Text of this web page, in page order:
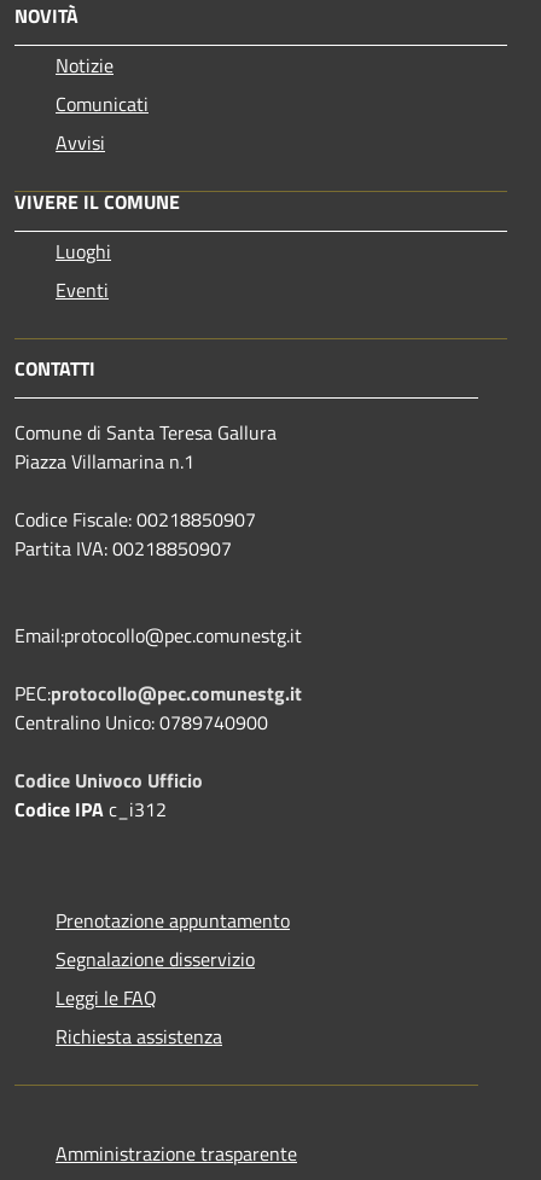
NOVITÀ
Notizie
Comunicati
Avvisi
VIVERE IL COMUNE
Luoghi
Eventi
CONTATTI
Comune di Santa Teresa Gallura
Piazza Villamarina n.1
Codice Fiscale: 00218850907
Partita IVA: 00218850907
Email:protocollo@pec.comunestg.it
PEC:protocollo@pec.comunestg.it
Centralino Unico: 0789740900
Codice Univoco Ufficio
Codice IPAc_i312
Prenotazione appuntamento
Segnalazione disservizio
Leggi le FAQ
Richiesta assistenza
Amministrazione trasparente